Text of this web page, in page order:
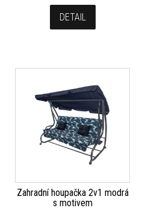
DETAIL
Zahradní houpačka 2v1 modrá
s motivem